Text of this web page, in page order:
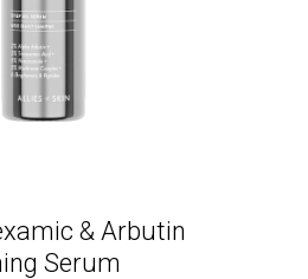
& Arbutin
Serum